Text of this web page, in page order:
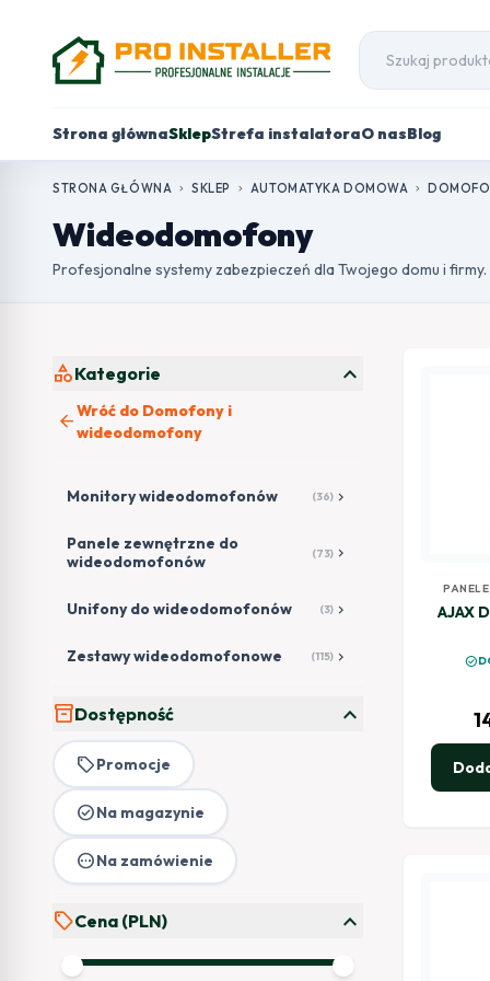
Strona głównaSklepStrefa instalatoraO nasBlog
STRONA GŁÓWNA chevron_right SKLEP chevron_right AUTOMATYKA DOMOWA chevron_right
Wideodomofony
Profesjonalne systemy zabezpieczeń dla Twojego domu i firmy.
categoryKategorie expand_more
arrow_backWróć do Domofony i
wideodomofony
Monitory wideodomofonów (36) chevron_right
Panele zewnętrzne do
wideodomofonów
(73) chevron_right
Unifony do wideodomofonów (3) chevron_right
Zestawy wideodomofonowe (115) chevron_right
inventory_2Dostępność expand_more
local_offerPromocje
check_circleNa magazynie
pendingNa zamówienie
sellCena (PLN) expand_more
AJAX
check_circle